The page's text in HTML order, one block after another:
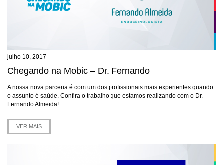
julho 10, 2017
Chegando na Mobic – Dr. Fernando
A nossa nova parceria é com um dos profissionais mais experientes quando
o assunto é saúde. Confira o trabalho que estamos realizando com o Dr.
Fernando Almeida!
VER MAIS